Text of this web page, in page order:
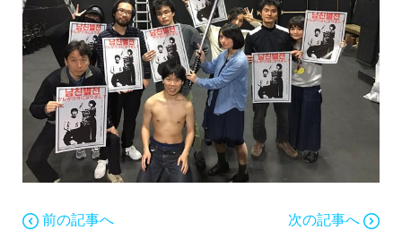
前の記事へ 次の記事へ